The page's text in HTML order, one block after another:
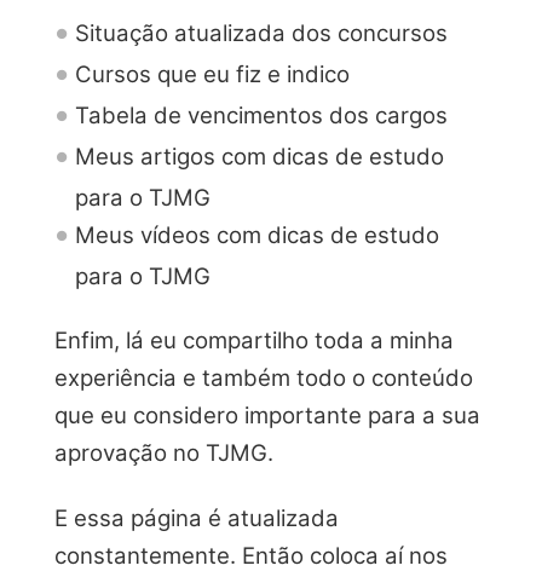
Situação atualizada dos concursos
Cursos que eu fiz e indico
Tabela de vencimentos dos cargos
Meus artigos com dicas de estudo
para o TJMG
Meus vídeos com dicas de estudo
para o TJMG
Enfim, lá eu compartilho toda a minha
experiência e também todo o conteúdo
que eu considero importante para a sua
aprovação no TJMG.
E essa página é atualizada
constantemente. Então coloca aí nos